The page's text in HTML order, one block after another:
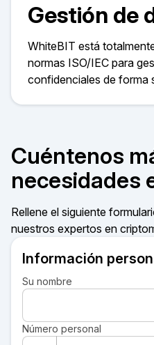
Gestión de
WhiteBIT está
normas ISO/IEC para
confidenciales de forma
Cuéntenos
necesidades
Rellene el siguiente
nuestros expertos en
Información
Su nombre
Número personal